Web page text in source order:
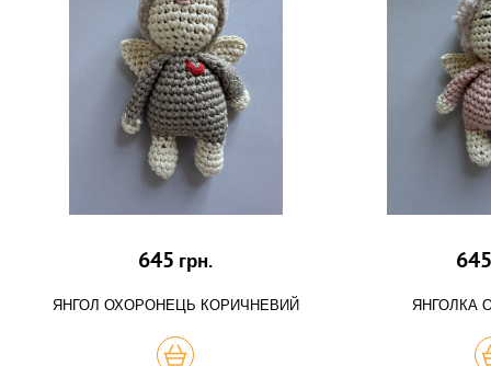
645 грн.
ЯНГОЛ ОХОРОНЕЦЬ КОРИЧНЕВИЙ
КУПИТЬ
645
ЯНГОЛКА